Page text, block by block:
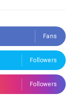
Fans
Followers
Followers